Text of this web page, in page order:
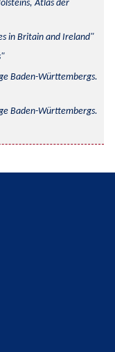
Atlas der
in Britain and Ireland
Baden-Württembergs.
Baden-Württembergs.